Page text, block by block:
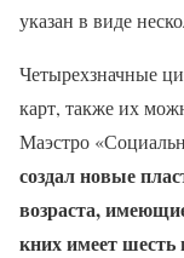
указан в виде
Четырехзначные
карт, также их
Маэстро
создал новые
возраста,
кних имеет